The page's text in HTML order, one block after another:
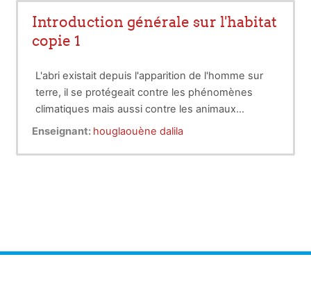
Introduction générale sur l'habitat
copie 1
L'abri existait depuis l'apparition de l'homme sur
terre, il se protégeait contre les phénomènes
climatiques mais aussi contre les animaux
sauvages. Cette abri est devenu au fil des siècles
techniques selon des données culturels
Enseignant: houglaouène dalila